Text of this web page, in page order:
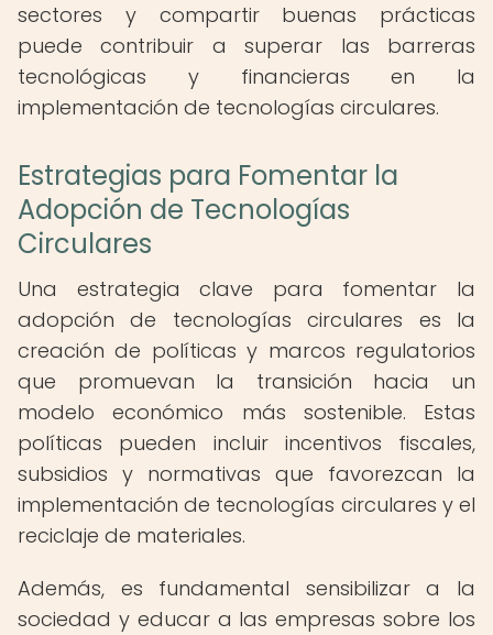
sectores y compartir buenas prácticas
puede contribuir a superar las barreras
tecnológicas y financieras en la
implementación de tecnologías circulares.
Estrategias para Fomentar la
Adopción de Tecnologías
Circulares
Una estrategia clave para fomentar la
adopción de tecnologías circulares es la
creación de políticas y marcos regulatorios
que promuevan la transición hacia un
modelo económico más sostenible. Estas
políticas pueden incluir incentivos fiscales,
subsidios y normativas que favorezcan la
implementación de tecnologías circulares y el
reciclaje de materiales.
Además, es fundamental sensibilizar a la
sociedad y educar a las empresas sobre los